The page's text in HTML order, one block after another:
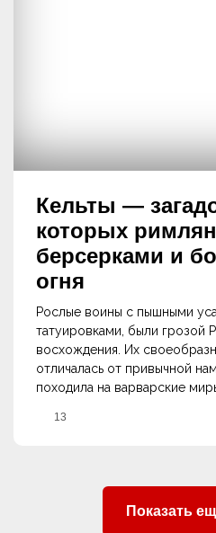
Кельты —
которых
берсерками и
огня
Рослые воины с пышными
татуировками, были грозой
восхождения. Их
отличалась от привычной
походила на варварские миры
13
Показать